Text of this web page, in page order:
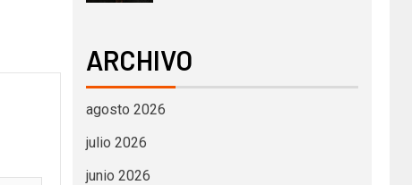
ARCHIVO
agosto 2026
julio 2026
junio 2026